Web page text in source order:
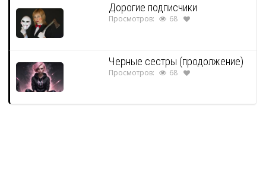
Дорогие подписчики
Просмотров: 68
Черные сестры (продолжение)
Просмотров: 68